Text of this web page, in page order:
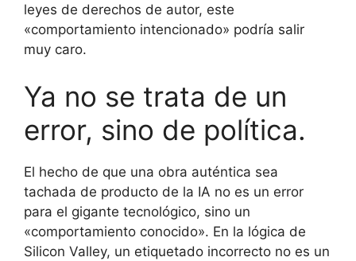
leyes de derechos de autor, este
«comportamiento intencionado» podría salir
muy caro.
Ya no se trata de un
error, sino de política.
El hecho de que una obra auténtica sea
tachada de producto de la IA no es un error
para el gigante tecnológico, sino un
«comportamiento conocido». En la lógica de
Silicon Valley, un etiquetado incorrecto no es un